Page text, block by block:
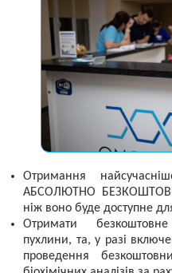
Отримання
АБСОЛЮТНО
ніж воно буде доступне
Отримати
пухлини, та, у разі
проведення